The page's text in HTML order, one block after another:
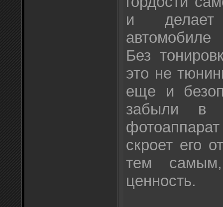
и
Без
это не
еще и
забыли в
скроет его
тем
ценность.